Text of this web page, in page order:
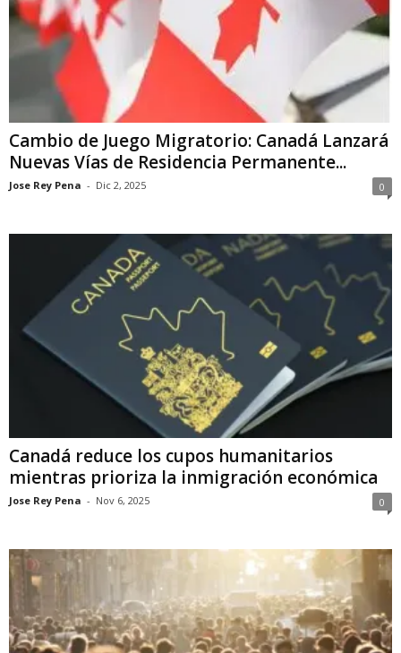
Cambio de Juego Migratorio: Canadá Lanzará
Nuevas Vías de Residencia Permanente...
Jose Rey Pena - Dic 2, 2025 0
Canadá reduce los cupos humanitarios
mientras prioriza la inmigración económica
Jose Rey Pena - Nov 6, 2025 0